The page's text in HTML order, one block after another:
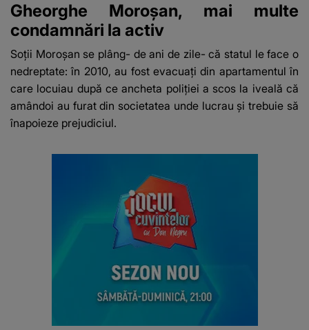
Gheorghe Moroșan, mai multe
condamnări la activ
Soții Moroșan se plâng- de ani de zile- că statul le face o
nedreptate: în 2010, au fost evacuați din apartamentul în
care locuiau după ce ancheta poliției a scos la iveală că
amândoi au furat din societatea unde lucrau și trebuie să
înapoieze prejudiciul.